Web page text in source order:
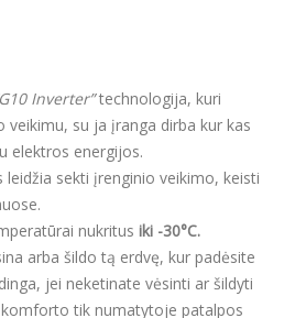
Inverter”technologija, kuri
veikimu, su ja įranga dirba kur kas
elektros energijos.
sekti įrenginio veikimo, keisti
nukritus iki -30°C.
arba šildo tą erdvę, kur padėsite
jei neketinate vėsinti ar šildyti
tik numatytoje patalpos